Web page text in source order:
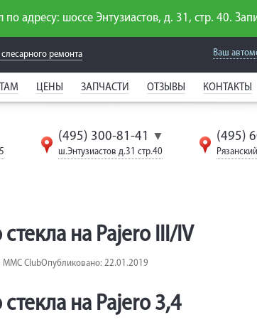
по адресу: шоссе Энтузиастов, д. 31, стр. 40.
ремонта Ваш
ЦЕНЫ ЗАПЧАСТИ ОТЗЫВЫ КОНТАКТЫ
(495) 300-81-41 ▼
ш.Энтузиастов д.31 стр.40
(495)
на Pajero III/IV
MMC ClubОпубликовано: 22.01.2019
на Pajero 3,4